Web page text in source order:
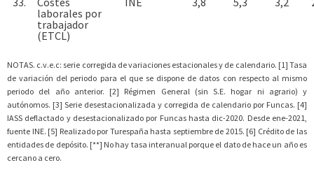
laborales por
trabajador
(ETCL)
NOTAS. c.v.e.c: serie corregida de variaciones estacionales y de calendario. [1] Tasa
de variación del periodo para el que se dispone de datos con respecto al mismo
periodo del año anterior. [2] Régimen General (sin S.E. hogar ni agrario) y
autónomos. [3] Serie desestacionalizada y corregida de calendario por Funcas. [4]
IASS deflactado y desestacionalizado por Funcas hasta dic-2020. Desde ene-2021,
fuente INE. [5] Realizado por Turespaña hasta septiembre de 2015. [6] Crédito de las
entidades de depósito. [**] No hay tasa interanual porque el dato de hace un año es
cercano a cero.